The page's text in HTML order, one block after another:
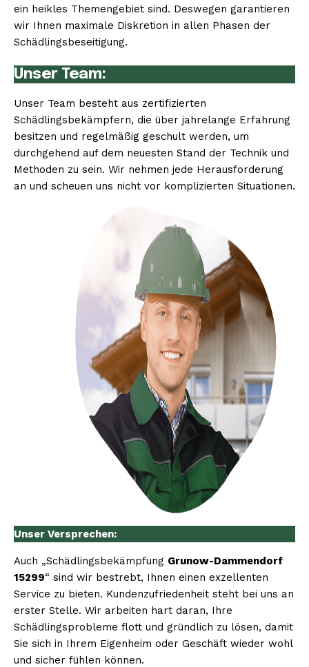
ein heikles Themengebiet sind. Deswegen garantieren
wir Ihnen maximale Diskretion in allen Phasen der
Schädlingsbeseitigung.
Unser Team:
Unser Team besteht aus zertifizierten
Schädlingsbekämpfern, die über jahrelange Erfahrung
besitzen und regelmäßig geschult werden, um
durchgehend auf dem neuesten Stand der Technik und
Methoden zu sein. Wir nehmen jede Herausforderung
an und scheuen uns nicht vor komplizierten Situationen.
Unser Versprechen:
Auch „Schädlingsbekämpfung Grunow-Dammendorf
15299“ sind wir bestrebt, Ihnen einen exzellenten
Service zu bieten. Kundenzufriedenheit steht bei uns an
erster Stelle. Wir arbeiten hart daran, Ihre
Schädlingsprobleme flott und gründlich zu lösen, damit
Sie sich in Ihrem Eigenheim oder Geschäft wieder wohl
und sicher fühlen können.